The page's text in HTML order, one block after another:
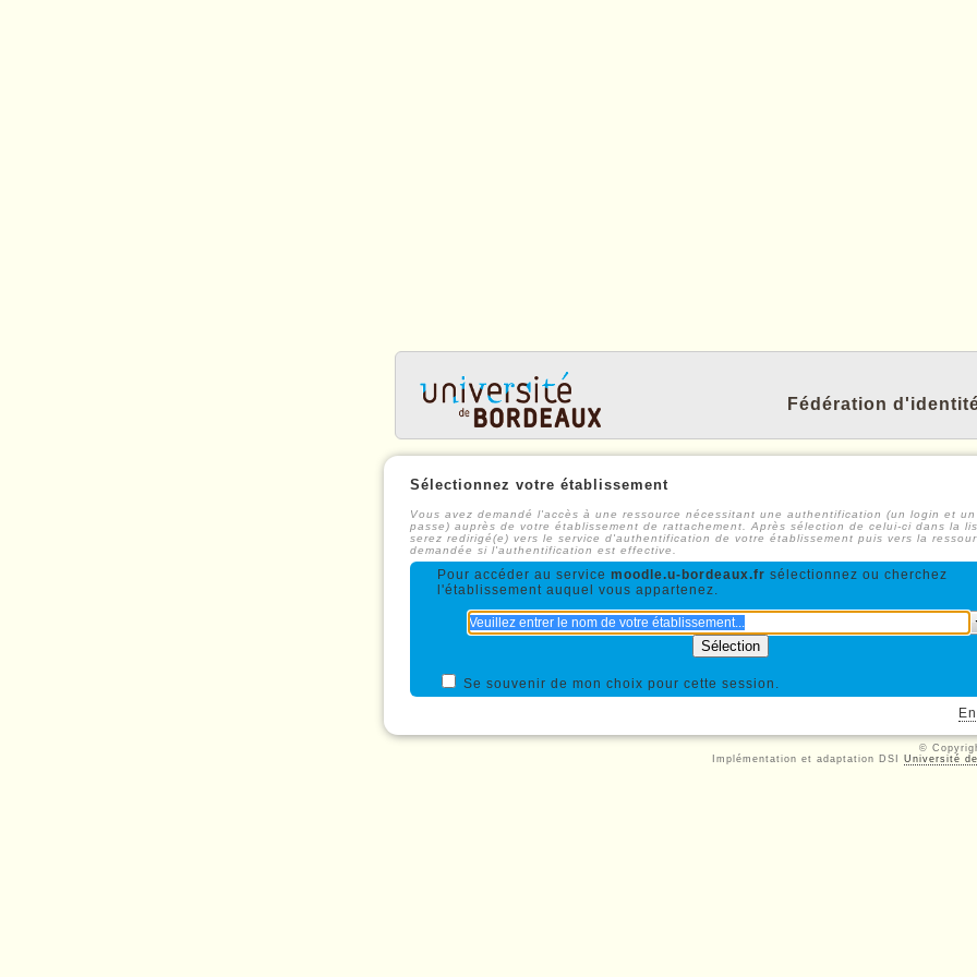
Fédération
Sélectionnez votre établissement
Vous avez demandé l'accès à une ressource nécessitant une authentification (un login et
passe) auprès de votre établissement de rattachement. Après sélection de celui-ci dans la
serez redirigé(e) vers le service d'authentification de votre établissement puis vers la
demandée si l'authentification est effective.
Pour accéder au service moodle.u-bordeaux.fr sélectionnez ou cherchez
l'établissement auquel vous appartenez.
Se souvenir de mon choix pour cette session.
©
Implémentation et adaptation DSI Université